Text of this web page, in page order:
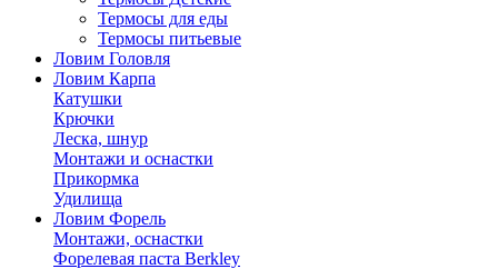
Термосы для еды
Термосы питьевые
Ловим Головля
Ловим Карпа
Катушки
Крючки
Леска, шнур
Монтажи и оснастки
Прикормка
Удилища
Ловим Форель
Монтажи, оснастки
Форелевая паста Berkley